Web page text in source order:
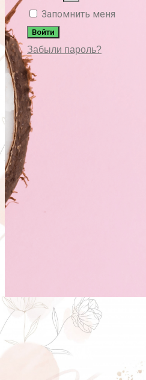
Запомнить меня
Войти
Забыли пароль?